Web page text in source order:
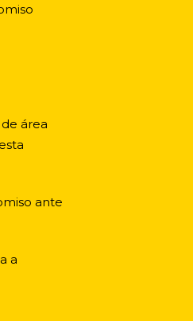
área
ante
a